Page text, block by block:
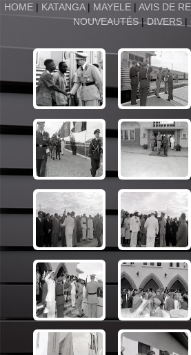
HOME | KATANGA| MAYELE| AVIS DE
NOUVEAUTÉS|DIVERS|